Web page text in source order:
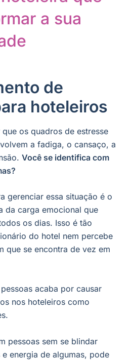
a sua
de
hoteleiros
os quadros de estresse
a fadiga, o cansaço, a
Você se identifica com
gerenciar essa situação é o
da carga emocional que
os dias. Isso é tão
do hotel nem percebe
que se encontra de vez em
acaba por causar
nos hoteleiros como
pessoas sem se blindar
energia de algumas, pode